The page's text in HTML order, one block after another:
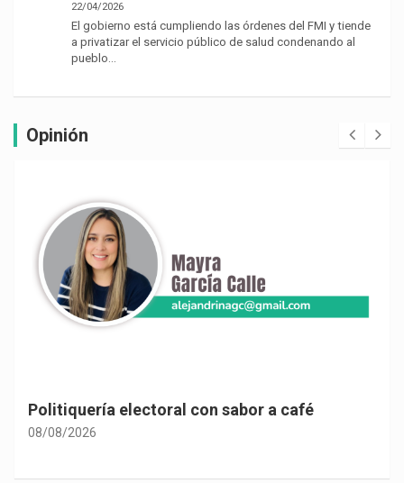
22/04/2026
El gobierno está cumpliendo las órdenes del FMI y tiende
a privatizar el servicio público de salud condenando al
pueblo…
Opinión
Politiquería electoral con sabor a café
08/08/2026